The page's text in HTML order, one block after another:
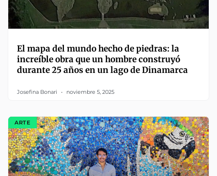
El mapa del mundo hecho de piedras: la
increíble obra que un hombre construyó
durante 25 años en un lago de Dinamarca
Josefina Bonari noviembre 5, 2025
ARTE